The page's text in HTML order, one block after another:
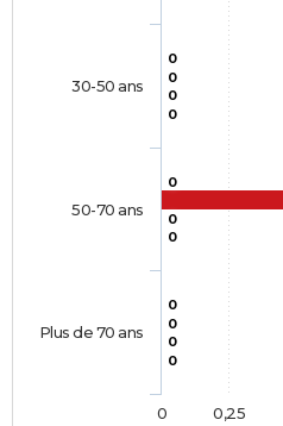
0
0
0
0
0
0
0
0
0
0
0
30-50 ans
50-70 ans
Plus de 70 ans
0 0,25